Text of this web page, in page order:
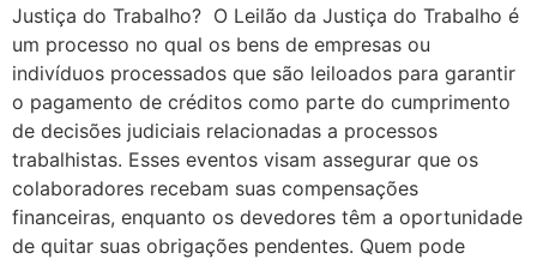
Justiça do Trabalho? O Leilão da Justiça do Trabalho é
um processo no qual os bens de empresas ou
indivíduos processados que são leiloados para garantir
o pagamento de créditos como parte do cumprimento
de decisões judiciais relacionadas a processos
trabalhistas. Esses eventos visam assegurar que os
colaboradores recebam suas compensações
financeiras, enquanto os devedores têm a oportunidade
de quitar suas obrigações pendentes. Quem pode